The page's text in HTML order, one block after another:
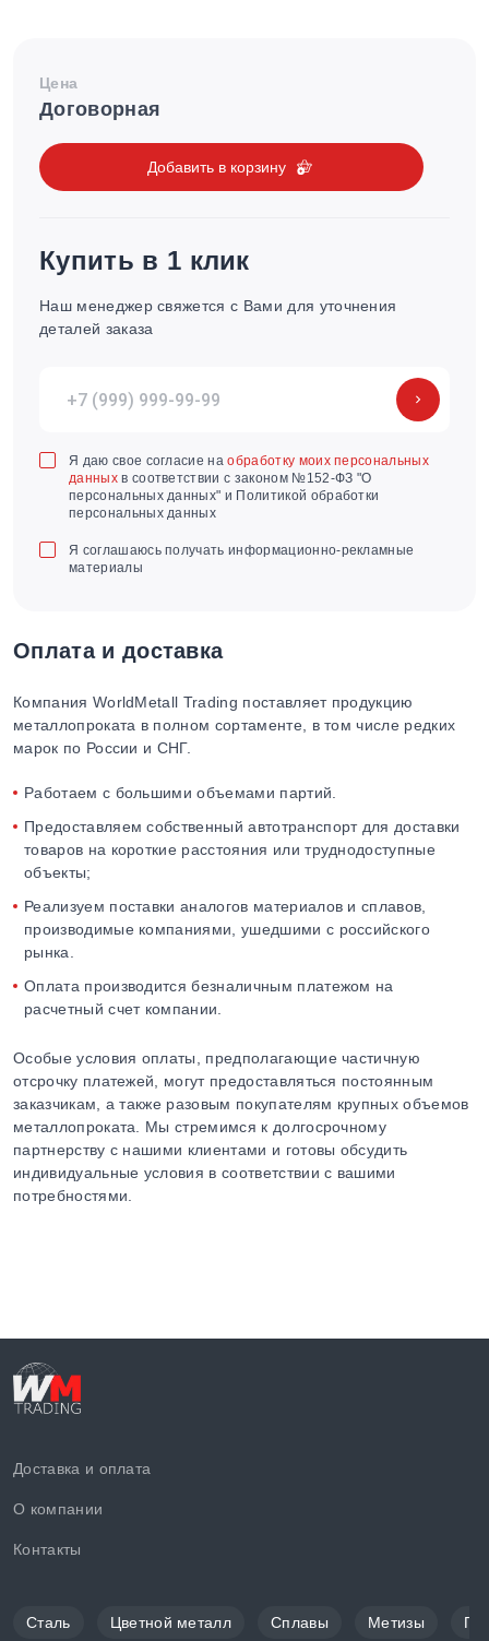
Цена
Договорная
Добавить в корзину
Купить в 1 клик
Наш менеджер свяжется с Вами для уточнения
деталей заказа
Я даю свое согласие наобработку моих персональных
данныхв соответствии с законом №152-ФЗ "О
персональных данных" и Политикой обработки
персональных данных
Я соглашаюсь получать информационно-рекламные
материалы
Оплата и доставка
Компания WorldMetall Trading поставляет продукцию
металлопроката в полном сортаменте, в том числе редких
марок по России и СНГ.
Работаем с большими объемами партий.
Предоставляем собственный автотранспорт для доставки
товаров на короткие расстояния или труднодоступные
объекты;
Реализуем поставки аналогов материалов и сплавов,
производимые компаниями, ушедшими с российского
рынка.
Оплата производится безналичным платежом на
расчетный счет компании.
Особые условия оплаты, предполагающие частичную
отсрочку платежей, могут предоставляться постоянным
заказчикам, а также разовым покупателям крупных объемов
металлопроката. Мы стремимся к долгосрочному
партнерству с нашими клиентами и готовы обсудить
индивидуальные условия в соответствии с вашими
потребностями.
Доставка и оплата
О компании
Контакты
Сталь Цветной металл Сплавы Метизы